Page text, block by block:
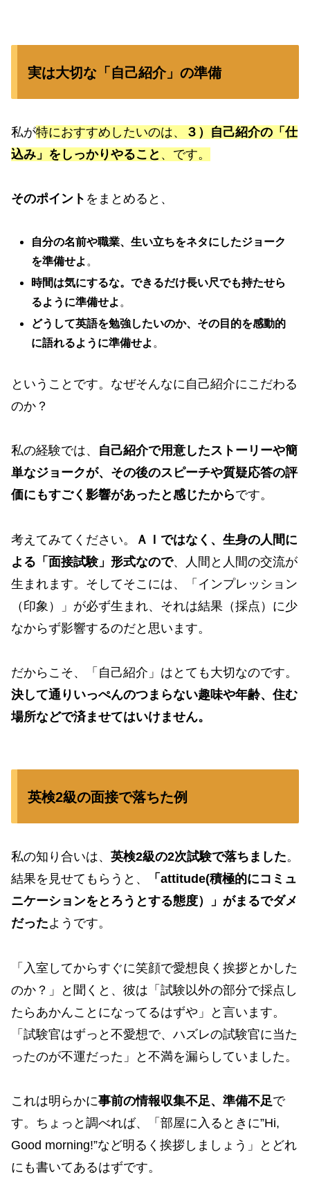
実は大切な「自己紹介」の準備
私が特におすすめしたいのは、
３）自己紹介の「仕
込み」をしっかりやること 、です。
そのポイント をまとめると、
自分の名前や職業、生い立ちをネタにしたジョーク
を準備せよ 。
時間は気にするな。できるだけ長い尺でも持たせら
るように準備せよ 。
どうして英語を勉強したいのか、その目的を感動的
に語れるように準備せよ 。
ということです。なぜそんなに自己紹介にこだわる
のか？
私の経験では、 自己紹介で用意したストーリーや簡
単なジョークが、その後のスピーチや質疑応答の評
価にもすごく影響があったと感じたからです。
考えてみてください。
ＡＩではなく、生身の人間に
よる「面接試験」形式なので、人間と人間の交流が
生まれます。そしてそこには、「インプレッション
（印象）」が必ず生まれ、それは結果（採点）に少
なからず影響するのだと思います。
だからこそ、「自己紹介」はとても大切なのです。
決して通りいっぺんのつまらない趣味や年齢、住む
場所などで済ませてはいけません。
英検2級の面接で落ちた例
私の知り合いは、 英検2級の2次試験で落ちました。
結果を見せてもらうと、
「attitude(積極的にコミュ
ニケーションをとろうとする態度）」がまるでダメ
だったようです。
「入室してからすぐに笑顔で愛想良く挨拶とかした
のか？」と聞くと、彼は「試験以外の部分で採点し
たらあかんことになってるはずや」と言います。
「試験官はずっと不愛想で、ハズレの試験官に当た
ったのが不運だった」と不満を漏らしていました。
これは明らかに事前の情報収集不足、準備不足で
す。ちょっと調べれば、「部屋に入るときに”Hi,
Good morning!”など明るく挨拶しましょう」とどれ
にも書いてあるはずです。